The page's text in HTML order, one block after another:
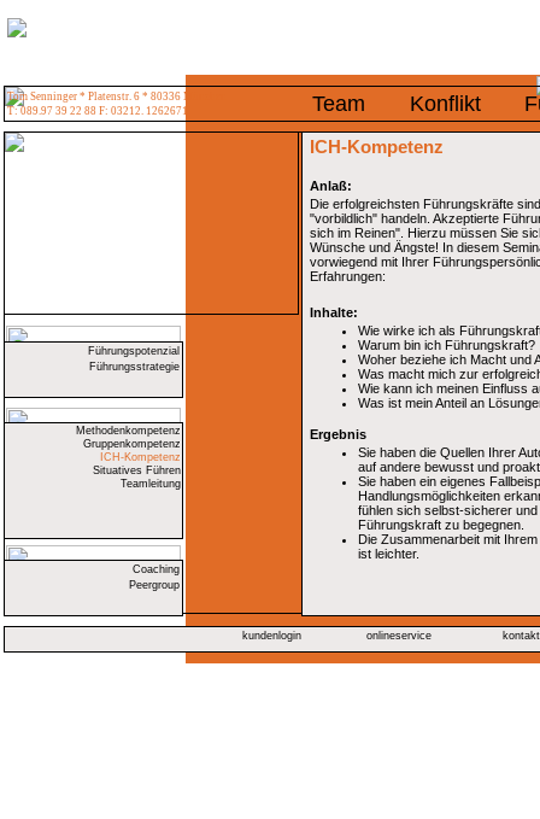
Tom Senninger * Platenstr. 6 * 80336 München
T: 089.97 39 22 88 F: 03212. 1262671
Team Konflikt
ICH-Kompetenz
Anlaß:
Die erfolgreichsten Führungskräfte
"vorbildlich" handeln. Akzeptierte
sich im Reinen". Hierzu müssen Sie
Wünsche und Ängste! In diesem
vorwiegend mit Ihrer
Erfahrungen:
Inhalte:
Wie wirke ich als
Warum bin ich Führungskraft?
Woher beziehe ich Macht und
Was macht mich zur
Wie kann ich meinen Einfluss
Was ist mein Anteil an
Ergebnis
Sie haben die Quellen Ihrer
auf andere bewusst und
Sie haben ein eigenes
Handlungsmöglichkeiten
fühlen sich selbst-sicherer
Führungskraft zu begegnen.
Die Zusammenarbeit mit
ist leichter.
Führungspotenzial
Führungsstrategie
Methodenkompetenz
Gruppenkompetenz
ICH-Kompetenz
Situatives Führen
Teamleitung
Coaching
Peergroup
kundenlogin onlineservice